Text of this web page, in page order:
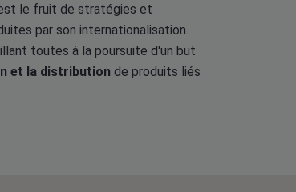
le fruit de stratégies et
par son internationalisation.
toutes à la poursuite d'un but
et la distribution de produits liés